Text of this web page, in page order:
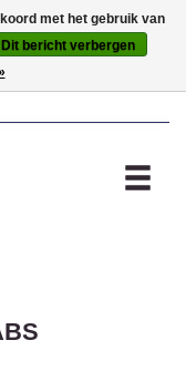
MIJN ACCOUNT
met het gebruik van
Dit bericht verbergen